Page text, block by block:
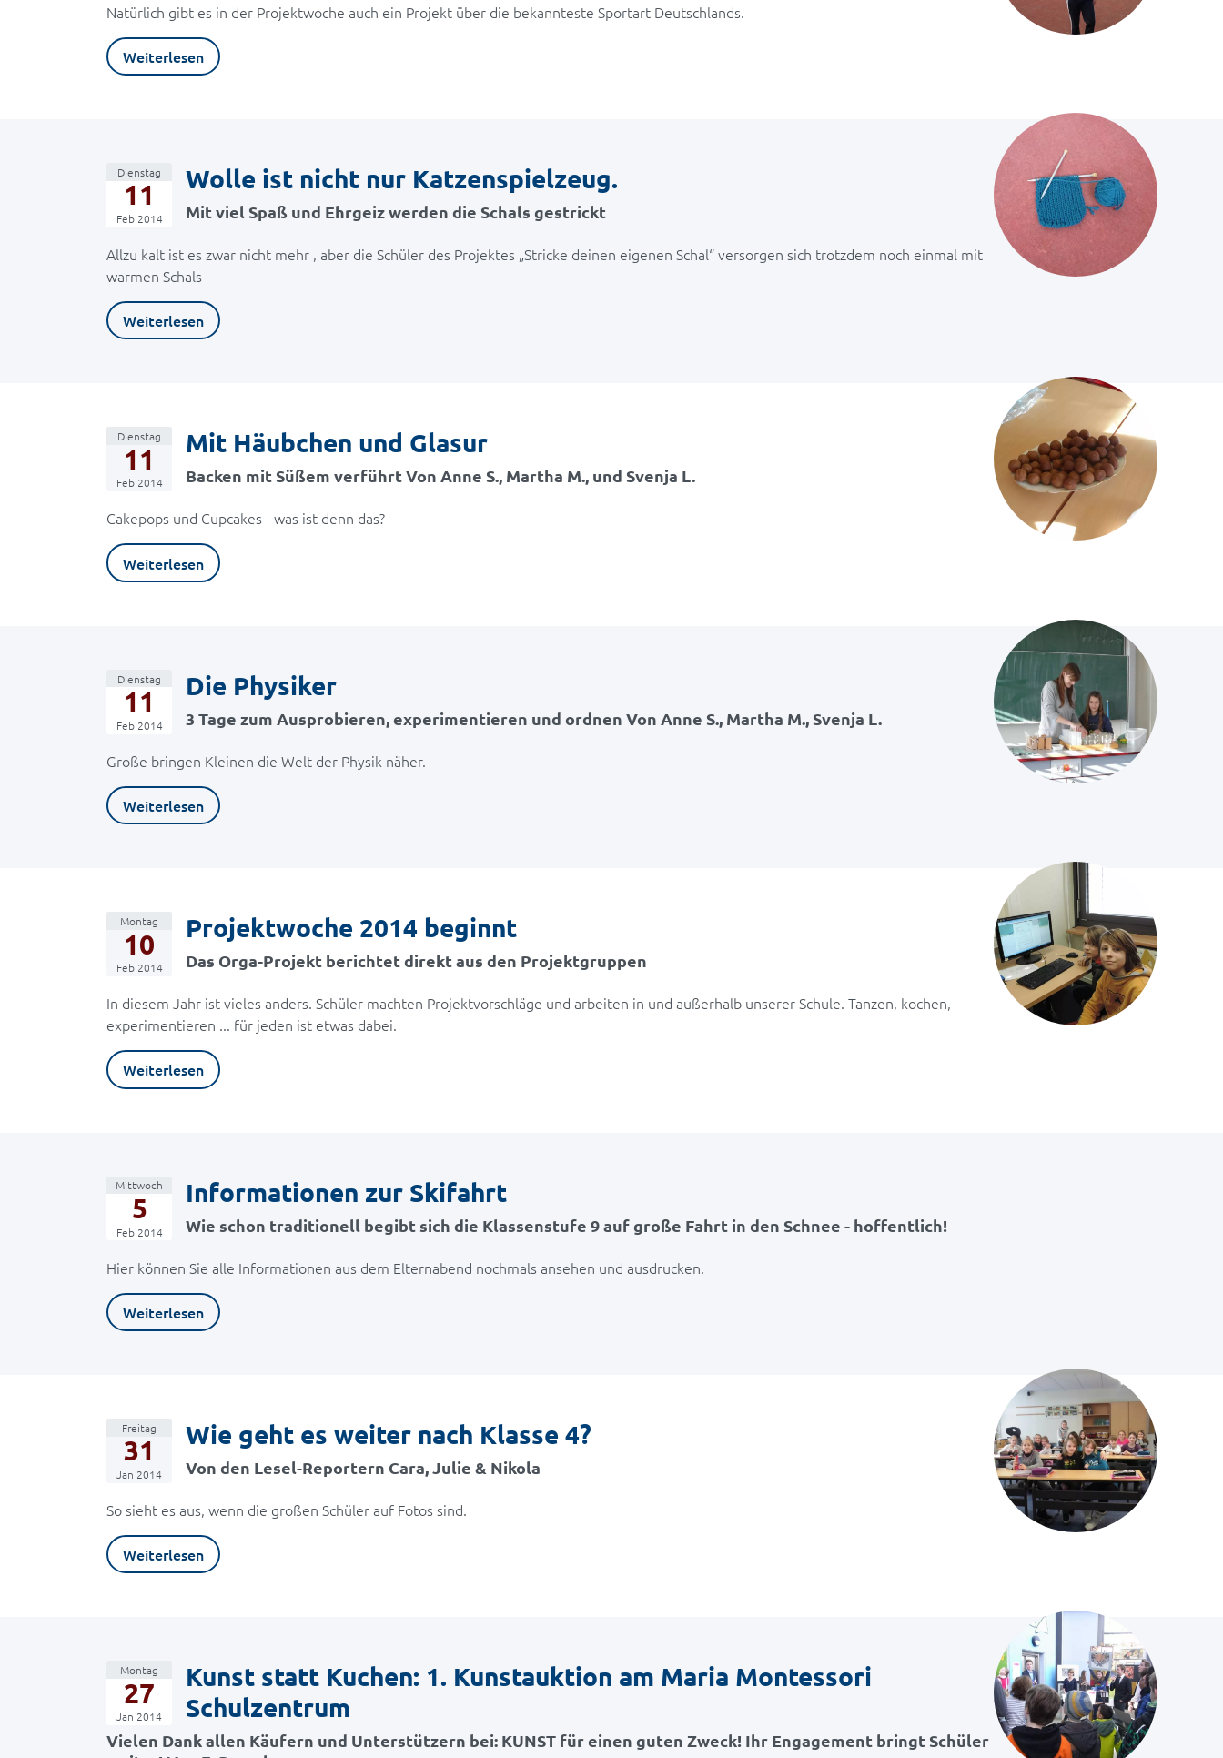
Natürlich gibt es in der Projektwoche auch ein Projekt über die bekannteste Sportart Deutschlands.
Weiterlesen
Dienstag
11
Feb 2014
Wolle ist nicht nur Katzenspielzeug.
Mit viel Spaß und Ehrgeiz werden die Schals gestrickt
Allzu kalt ist es zwar nicht mehr , aber die Schüler des Projektes „Stricke deinen eigenen Schal“ versorgen sich trotzdem noch einmal mit
warmen Schals
Weiterlesen
Dienstag
11
Feb 2014
Mit Häubchen und Glasur
Backen mit Süßem verführt Von Anne S., Martha M., und Svenja L.
Cakepops und Cupcakes - was ist denn das?
Weiterlesen
Dienstag
11
Feb 2014
Die Physiker
3 Tage zum Ausprobieren, experimentieren und ordnen Von Anne S., Martha M., Svenja L.
Große bringen Kleinen die Welt der Physik näher.
Weiterlesen
Montag
10
Feb 2014
Projektwoche 2014 beginnt
Das Orga-Projekt berichtet direkt aus den Projektgruppen
In diesem Jahr ist vieles anders. Schüler machten Projektvorschläge und arbeiten in und außerhalb unserer Schule. Tanzen, kochen,
experimentieren ... für jeden ist etwas dabei.
Weiterlesen
Mittwoch
5
Feb 2014
Informationen zur Skifahrt
Wie schon traditionell begibt sich die Klassenstufe 9 auf große Fahrt in den Schnee - hoffentlich!
Hier können Sie alle Informationen aus dem Elternabend nochmals ansehen und ausdrucken.
Weiterlesen
Freitag
31
Jan 2014
Wie geht es weiter nach Klasse 4?
Von den Lesel-Reportern Cara, Julie & Nikola
So sieht es aus, wenn die großen Schüler auf Fotos sind.
Weiterlesen
Montag
27
Jan 2014
Kunst statt Kuchen: 1. Kunstauktion am Maria Montessori
Schulzentrum
Vielen Dank allen Käufern und Unterstützern bei: KUNST für einen guten Zweck! Ihr Engagement bringt Schüler